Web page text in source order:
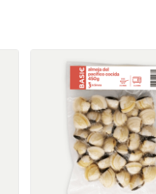
Preparado para sopa
pescado y marisco